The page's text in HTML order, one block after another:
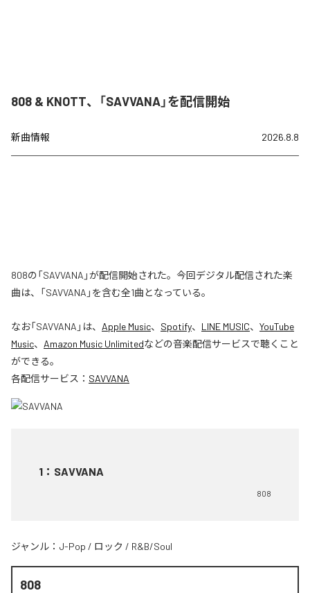
808 & KNOTT、「SAVVANA」を配信開始
新曲情報 2026.8.8
808の「SAVVANA」が配信開始された。今回デジタル配信された楽
曲は、「SAVVANA」を含む全1曲となっている。
なお「SAVVANA 」は、 Apple Music、 Spotify、 LINE MUSIC、 YouTube
Music、 Amazon Music Unlimitedなどの音楽配信サービスで聴くこと
ができる。
各配信サービス： SAVVANA
1 ： SAVVANA
808
ジャンル： J-Pop / ロック / R&B/Soul
808